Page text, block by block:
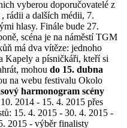
vyberou doporučovatelé z
rádii a dalších médii, 7.
hlasy. Finále bude 27.
scéna je na náměstí TGM
má dva vítěze: jednoho
Kapely a písničkáři, kteří si
mohou do 15. dubna
na webu festivalu Okolo
harmonogram scény
2014 - 15. 4. 2015 přes
15. 4. 2015 - 30. 4. 2015 -
2015 - výběr finalisty